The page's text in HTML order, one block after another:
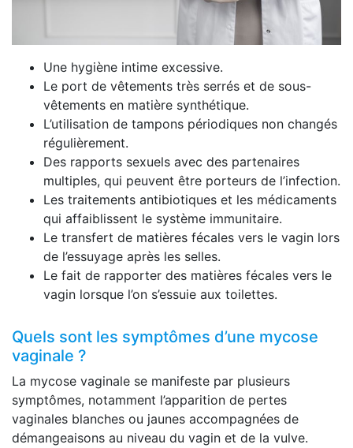
Une hygiène intime excessive.
Le port de vêtements très serrés et de sous-
vêtements en matière synthétique.
L’utilisation de tampons périodiques non changés
régulièrement.
Des rapports sexuels avec des partenaires
multiples, qui peuvent être porteurs de l’infection.
Les traitements antibiotiques et les médicaments
qui affaiblissent le système immunitaire.
Le transfert de matières fécales vers le vagin lors
de l’essuyage après les selles.
Le fait de rapporter des matières fécales vers le
vagin lorsque l’on s’essuie aux toilettes.
Quels sont les symptômes d’une mycose
vaginale ?
La mycose vaginale se manifeste par plusieurs
symptômes, notamment l’apparition de pertes
vaginales blanches ou jaunes accompagnées de
démangeaisons au niveau du vagin et de la vulve.